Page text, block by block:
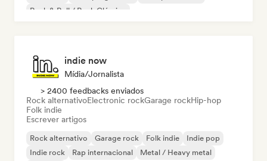
Rock & Roll / Rock Clássico
indie now
Mídia/Jornalista
> 2400 feedbacks enviados
Rock alternativoElectronic rockGarage rockHip-hop
Folk indie
Escrever artigos
Rock alternativo Garage rock Folk indie
Indie pop
Indie rock
Rap internacional
Metal / Heavy metal